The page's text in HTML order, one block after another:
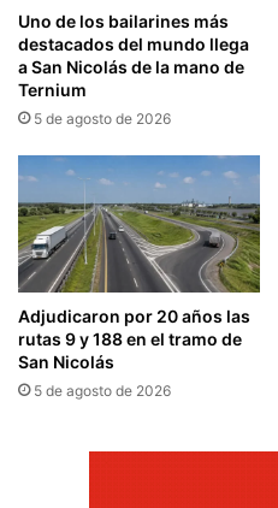
Uno de los bailarines más
destacados del mundo llega
a San Nicolás de la mano de
Ternium
5 de agosto de 2026
Adjudicaron por 20 años las
rutas 9 y 188 en el tramo de
San Nicolás
5 de agosto de 2026